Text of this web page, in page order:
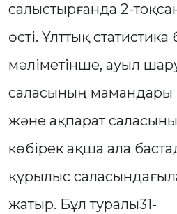
салыстырғанда 2-
өсті. Ұлттық
мәліметінше, ауыл
саласының мамандары
және ақпарат
көбірек ақша ала
құрылыс
жатыр. Бұл туралы31-